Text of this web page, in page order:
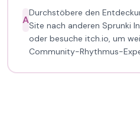
A
Durchstöbere den
Site nach anderen Sprunki
oder besuche itch.io, um
Community-Rhythmus-